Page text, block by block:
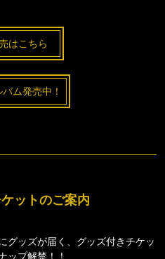
はこちら
ム発売中！
ットのご案内
グッズが届く、グッズ付きチケッ
ップ解禁！！